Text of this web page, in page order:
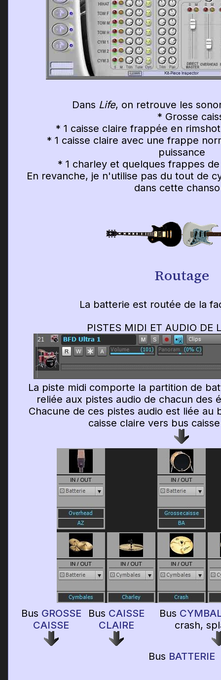
Dans Life, on retrouve les
* Grosse
* 1 caisse claire frappée en rimshot
* 1 caisse claire avec une frappe
puissance
* 1 charley et quelques frappes de
En revanche, je n'utilise pas du tout de
dans cette
Routage
La batterie est routée de la
PISTES MIDI ET AUDIO DE
La piste midi comporte la partition de
reliée aux pistes audio de chacun des
Chacune de ces pistes audio est liée au
caisse claire vers bus
Bus GROSSE
CAISSE
Bus CAISSE
CLAIRE
Bus
crash,
Bus BATTERIE